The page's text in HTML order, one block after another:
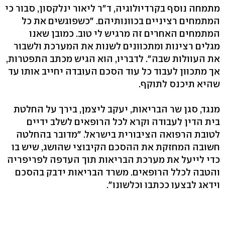
מתמחה נוסף בקרדיולוגיה, ד"ר ליאור ינלקסון, סבור כי
המתמחים רציניים בכוונותיהם. "כשפוגשים את כל
המתמחים האחרים זה מרגיש לי טוב. כמובן שאנו
מגלים רצינות ומתכוונים לשנות את המערכת ולשבור
את העוולות שבה". לדבריו, הוא הגיש מכתב התפטרות,
אך מתכוון לעבוד כל עוד הסכם העובדה יחייב אותו עד
שהיא תיכנס לתוקף.
מנגד, סגן שר הבריאות, יעקב ליצמן, בירך על החלטת
בית הדין לעבודה וקרא לכל הרופאים לשלב ידיים
לטובת הרפואה הציבורית בישראל. "מדובר בהחלטה
חשובה המחזקת את ההסכם הקיבוצי שהושג, שיש בו
כדי לייעל את מערכת הבריאות תוך העדפה לפריפריה
והטבה לכלל הרופאים. משרד הבריאות ידבק בהסכם
וידאג לבצעו ככתבו וכלשונו".